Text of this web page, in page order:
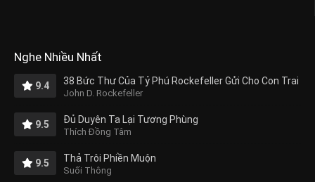
Nghe Nhiều Nhất
9.4 38 Bức Thư Của Tỷ Phú Rockefeller Gửi Cho Con Trai
John D. Rockefeller
9.5 Đủ Duyên Ta Lại Tương Phùng
Thích Đồng Tâm
9.5 Thả Trôi Phiền Muộn
Suối Thông